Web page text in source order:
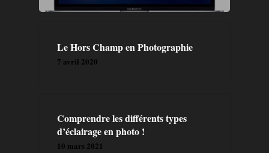
Le Hors Champ en Photographie
7 avril 2020
Comprendre les différents types
d’éclairage en photo !
10 mars 2021